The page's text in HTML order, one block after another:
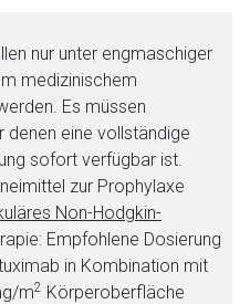
nur unter engmaschiger
medizinischem
Es müssen
denen eine vollständige
sofort verfügbar ist.
zur Prophylaxe
Non-Hodgkin-
Empfohlene Dosierung
in Kombination mit
m2 Körperoberfläche